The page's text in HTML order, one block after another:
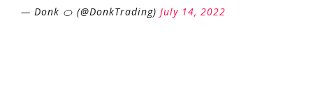
— Donk 🍊 (@DonkTrading) July 14, 2022